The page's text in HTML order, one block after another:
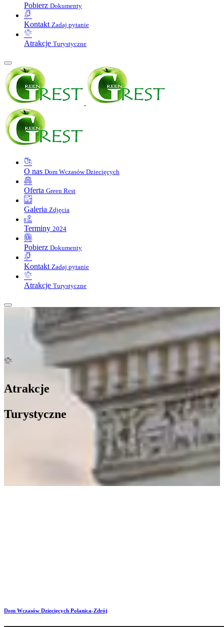
Pobierz Dokumenty
Kontakt Zadaj pytanie
Atrakcje Turystyczne
O nas Dom Wczasów Dziecięcych
Oferta Green Rest
Galeria Zdjęcia
Terminy 2024
Pobierz Dokumenty
Kontakt Zadaj pytanie
Atrakcje Turystyczne
Atrakcje
Turystyczne
Dom Wczasów Dziecięcych Polanica-Zdrój